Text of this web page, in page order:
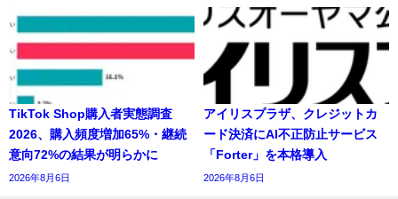
TikTok Shop購入者実態調査
2026、購入頻度増加65%・継続
意向72%の結果が明らかに
2026年8月6日
アイリスプラザ、クレジットカ
ード決済にAI不正防止サービス
「Forter」を本格導入
2026年8月6日